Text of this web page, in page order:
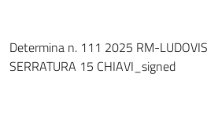
Determina n. 111 2025 RM-
SERRATURA 15 CHIAVI_signed